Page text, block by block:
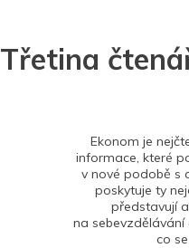
Třetina
Ekonom je
informace, které
v nové podobě s
poskytuje ty
představují
na
co